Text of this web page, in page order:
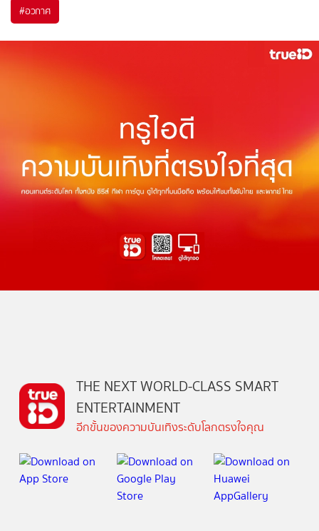
#อวกาศ
THE NEXT WORLD-CLASS SMART
ENTERTAINMENT
อีกขั้นของความบันเทิงระดับโลกตรงใจคุณ